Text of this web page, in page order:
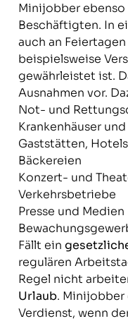
Minijobber ebenso
Beschäftigten. In
auch an
beispielsweise
gewährleistet ist.
Ausnahmen vor.
Not- und
Krankenhäuser
Gaststätten,
Bäckereien
Konzert- und
Verkehrsbetriebe
Presse und Medien
Fällt ein
regulären
Regel nicht
Urlaub. Minijobber
Verdienst, wenn